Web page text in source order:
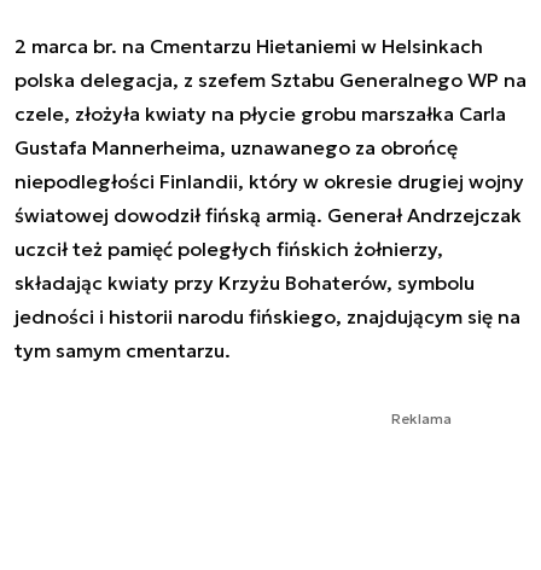
2 marca br. na Cmentarzu Hietaniemi w Helsinkach
polska delegacja, z szefem Sztabu Generalnego WP na
czele, złożyła kwiaty na płycie grobu marszałka Carla
Gustafa Mannerheima, uznawanego za obrońcę
niepodległości Finlandii, który w okresie drugiej wojny
światowej dowodził fińską armią. Generał Andrzejczak
uczcił też pamięć poległych fińskich żołnierzy,
składając kwiaty przy Krzyżu Bohaterów, symbolu
jedności i historii narodu fińskiego, znajdującym się na
tym samym cmentarzu.
Reklama